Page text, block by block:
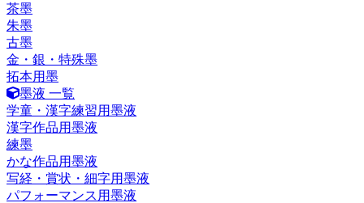
茶墨
朱墨
古墨
金・銀・特殊墨
拓本用墨
墨液 一覧
学童・漢字練習用墨液
漢字作品用墨液
練墨
かな作品用墨液
写経・賞状・細字用墨液
パフォーマンス用墨液